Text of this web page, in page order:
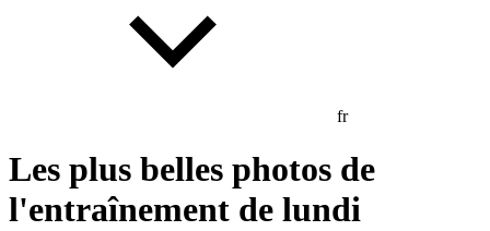
fr
Les plus belles photos de
l'entraînement de lundi